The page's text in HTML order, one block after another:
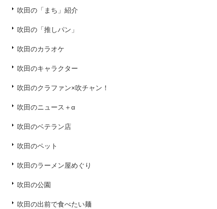
吹田の「まち」紹介
吹田の「推しパン」
吹田のカラオケ
吹田のキャラクター
吹田のクラファン×吹チャン！
吹田のニュース＋α
吹田のベテラン店
吹田のペット
吹田のラーメン屋めぐり
吹田の公園
吹田の出前で食べたい麺